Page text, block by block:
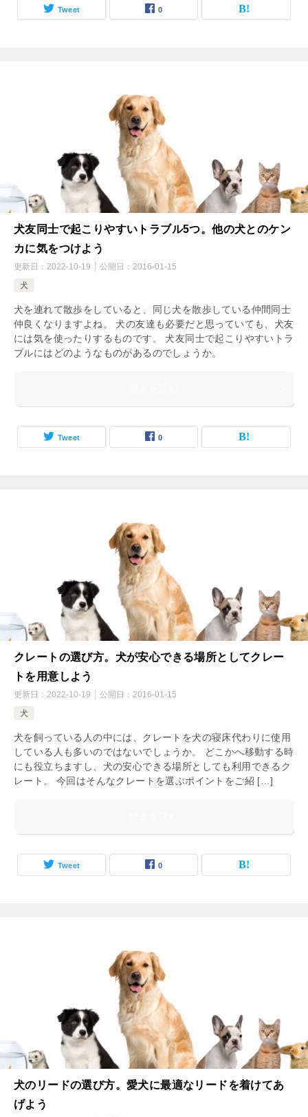
Tweet 0
犬友同士で起こりやすいトラブル5つ。他の犬とのケン
カに気をつけよう
更新日： 2022-10-19 公開日： 2016-01-15
犬
犬を連れて散歩をしていると、同じ犬を散歩している仲間同士
仲良くなりますよね。 犬の友達も必要だと思っていても、犬友
には気を使ったりするものです。 犬友同士で起こりやすいトラ
ブルにはどのようなものがあるのでしょうか。
Tweet 0
クレートの選び方。犬が安心できる場所としてクレー
トを用意しよう
更新日： 2022-10-19 公開日： 2016-01-15
犬
犬を飼っている人の中には、クレートを犬の寝床代わりに使用
している人も多いのではないでしょうか。 どこかへ移動する時
にも役立ちますし、犬の安心できる場所としても利用できるク
レート。 今回はそんなクレートを選ぶポイントをご紹 […]
Tweet 0
犬のリードの選び方。愛犬に最適なリードを着けてあ
げよう